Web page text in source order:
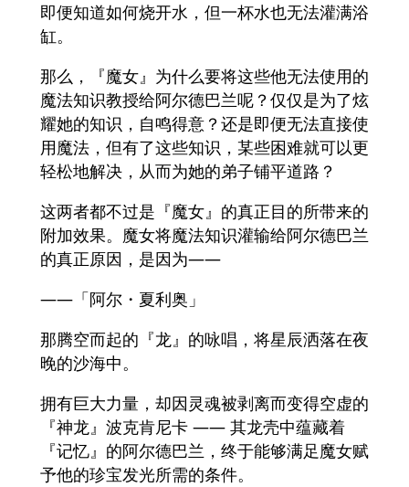
即便知道如何烧开水，但一杯水也无法灌满浴
缸。
那么，『魔女』为什么要将这些他无法使用的
魔法知识教授给阿尔德巴兰呢？仅仅是为了炫
耀她的知识，自鸣得意？还是即便无法直接使
用魔法，但有了这些知识，某些困难就可以更
轻松地解决，从而为她的弟子铺平道路？
这两者都不过是『魔女』的真正目的所带来的
附加效果。魔女将魔法知识灌输给阿尔德巴兰
的真正原因，是因为——
——「阿尔・夏利奥」
那腾空而起的『龙』的咏唱，将星辰洒落在夜
晚的沙海中。
拥有巨大力量，却因灵魂被剥离而变得空虚的
『神龙』波克肯尼卡 —— 其龙壳中蕴藏着
『记忆』的阿尔德巴兰，终于能够满足魔女赋
予他的珍宝发光所需的条件。